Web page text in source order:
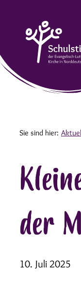
Sie sind hier:
der
10. Juli 2025